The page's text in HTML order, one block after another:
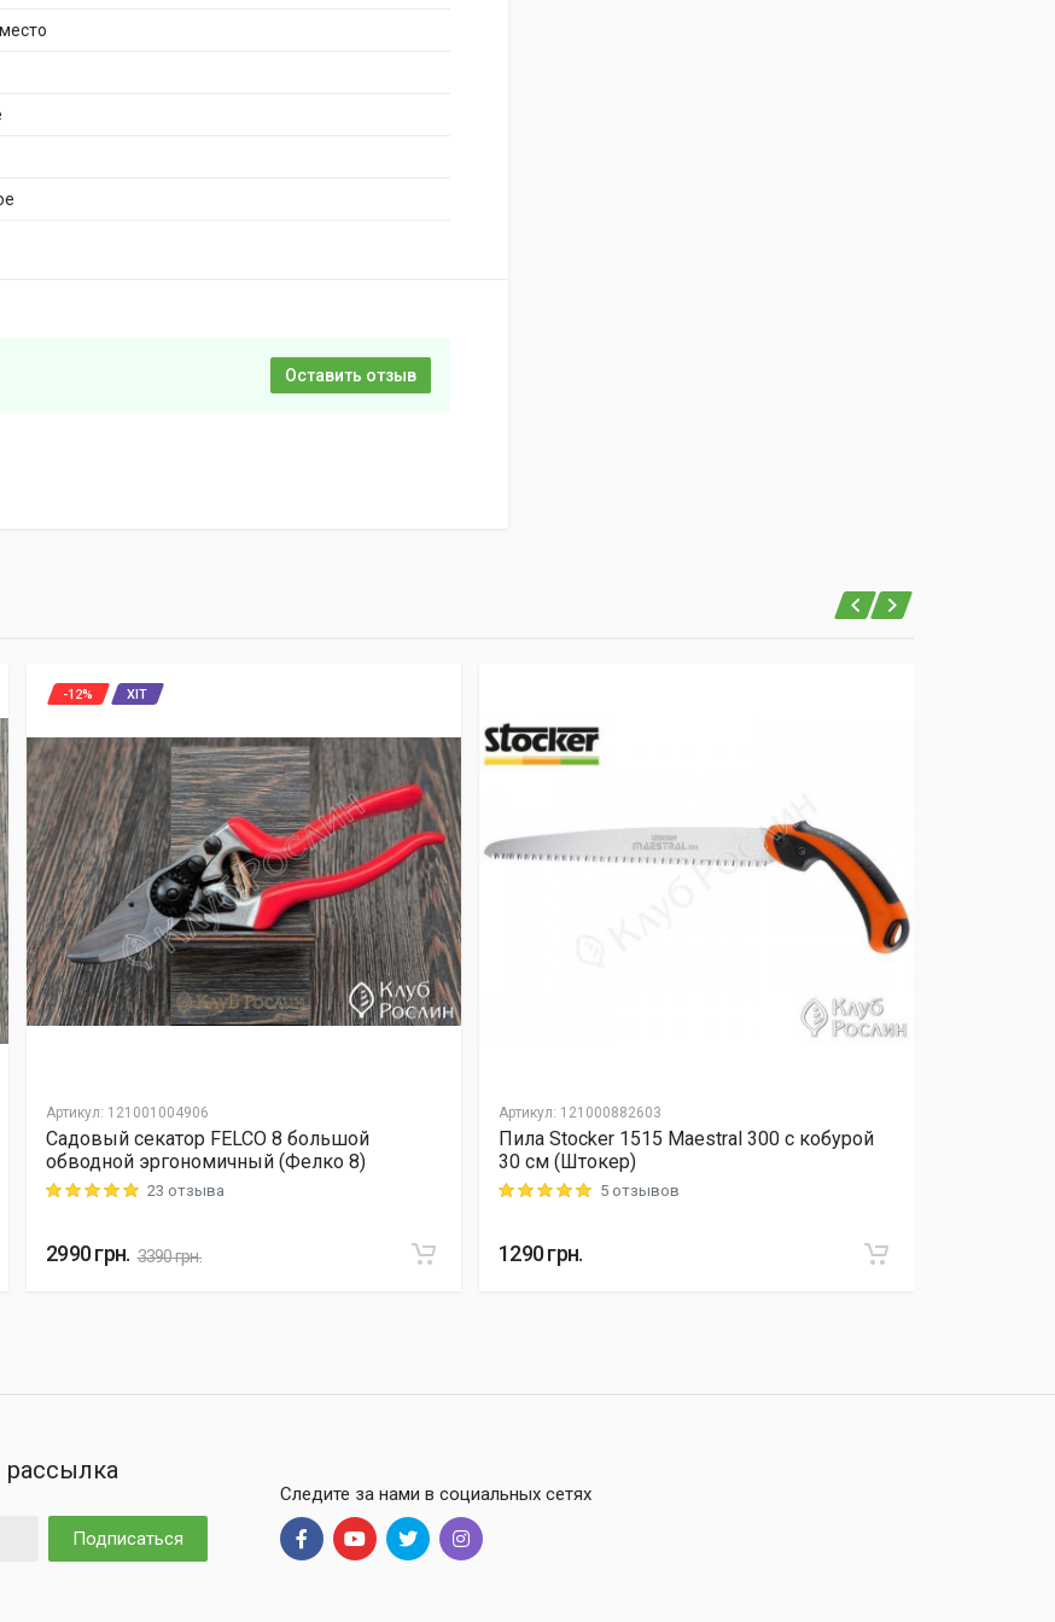
Оставить отзыв
Артикул: 121001004906
-12% ХІТ
Садовый секатор FELCO 8 большой
обводной эргономичный (Фелко 8)
Rating: 5 out of 523 отзыва
2990грн. 3390грн.
Артикул: 121000882603
Пила Stocker 1515 Maestral 300 с кобурой
30 см (Штокер)
Rating: 5 out of 55 отзывов
1290грн.
рассылка
Подписаться
Следите за нами в социальных сетях